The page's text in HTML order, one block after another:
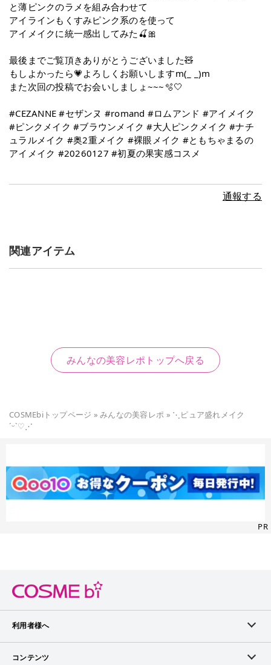
と薄ピンクのラメを組み合わせて
アイラインもくすみピンク系のを使って
アイメイクに統一感出してみた🍒🎀
最後までご覧頂きありがとうございました🧸‪
もしよかったら💗よろしくお願いしますm(_ _)m
また次回の投稿でお会いしましょ~~~🫧🤍
#CEZANNE #セザンヌ #romand #ロムアンド #アイメイク
#ピンクメイク #ブラウンメイク #大人ピンクメイク #ナチ
ュラルメイク #奥2重メイク #裸眼メイク #ともちゃまるの
アイメイク #20260127 #初夏の果実感コスメ
通報する
関連アイテム
みんなの美容レポトップへ戻る
COSMEbiトップページ »みんなの美容レポ » ⋱ピュア盛れメイク
ˊᵕˋ♡⋰
PR
利用者様へ
メンバーログイン
コンテンツ